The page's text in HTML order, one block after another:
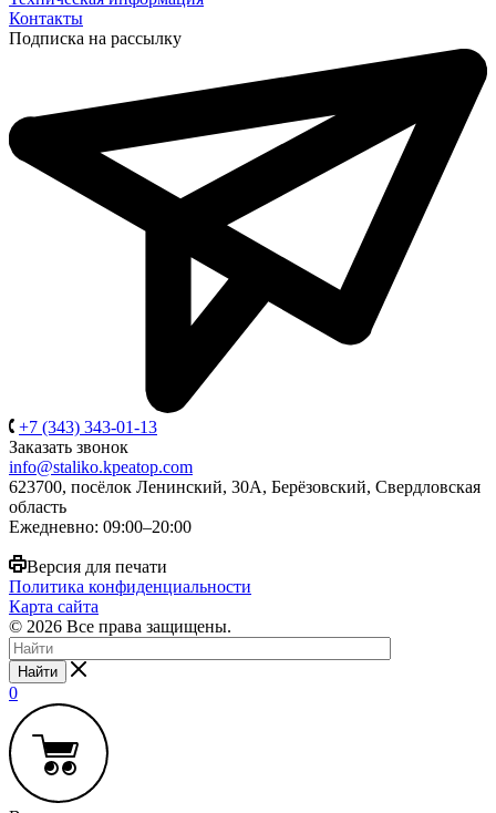
Контакты
Подписка на рассылку
+7 (343) 343-01-13
Заказать звонок
info@staliko.kpeatop.com
623700, посёлок Ленинский, 30А, Берёзовский, Свердловская
область
Ежедневно: 09:00–20:00
Версия для печати
Политика конфиденциальности
Карта сайта
© 2026 Все права защищены.
Найти
0